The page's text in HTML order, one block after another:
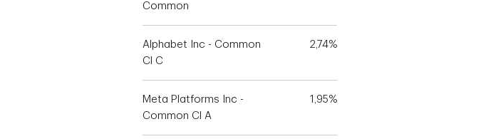
Common
Alphabet Inc - Common
Cl C
2,74%
Meta Platforms Inc -
Common Cl A
1,95%